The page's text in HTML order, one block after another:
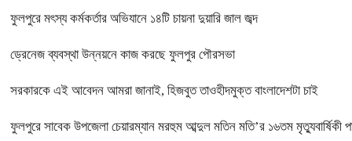
ফুলপুরে মৎস্য কর্মকর্তার অভিযানে ১৪টি চায়না দুয়ারি জাল জব্দ
ড্রেনেজ ব্যবস্থা উন্নয়নে কাজ করছে ফুলপুর পৌরসভা
সরকারকে এই আবেদন আমরা জানাই, হিজবুত তাওহীদমুক্ত বাংলাদেশটা চাই
ফুলপুরে সাবেক উপজেলা চেয়ারম্যান মরহুম আব্দুল মতিন মতি’র ১৬তম মৃত্যুবার্ষিকী